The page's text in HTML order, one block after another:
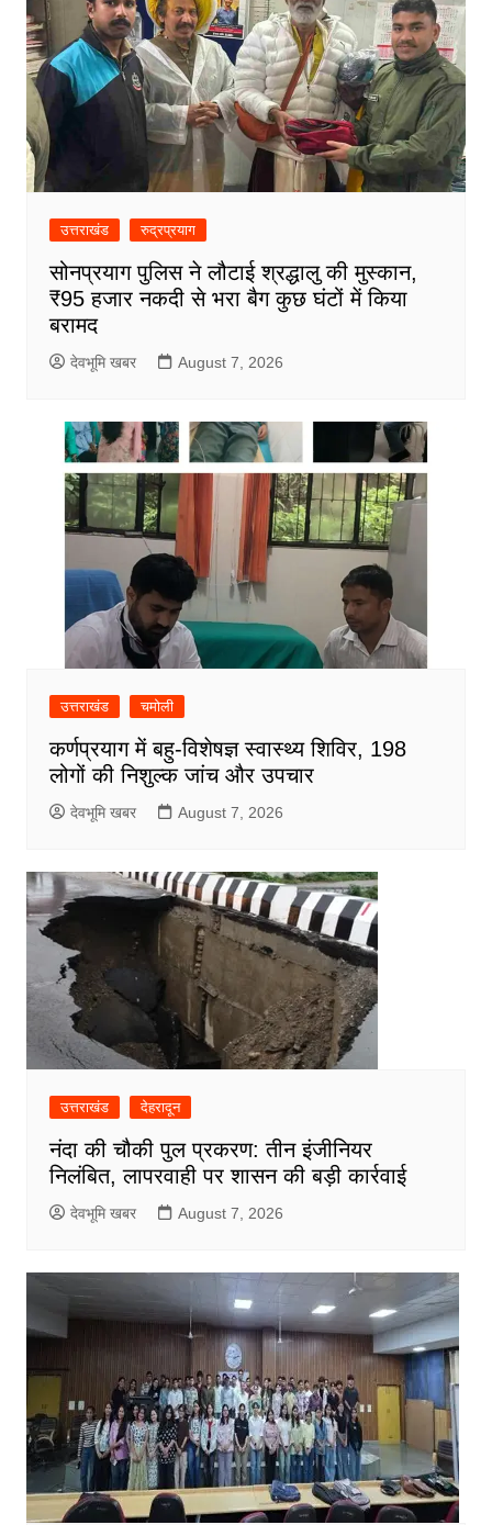
उत्तराखंड रुद्रप्रयाग
सोनप्रयाग पुलिस ने लौटाई श्रद्धालु की मुस्कान,
₹95 हजार नकदी से भरा बैग कुछ घंटों में किया
बरामद
देवभूमि खबर August 7, 2026
उत्तराखंड चमोली
कर्णप्रयाग में बहु-विशेषज्ञ स्वास्थ्य शिविर, 198
लोगों की निशुल्क जांच और उपचार
देवभूमि खबर August 7, 2026
उत्तराखंड देहरादून
नंदा की चौकी पुल प्रकरण: तीन इंजीनियर
निलंबित, लापरवाही पर शासन की बड़ी कार्रवाई
देवभूमि खबर August 7, 2026